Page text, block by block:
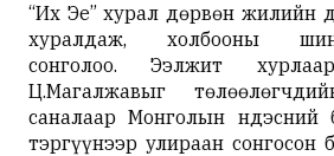
“Их Эе” хурал дөрвөн жилийн
хуралдаж, холбооны
сонголоо. Ээлжит
Ц.Магалжавыг
саналаар Монголын Үндэсний
тэргүүнээр улираан сонгосон